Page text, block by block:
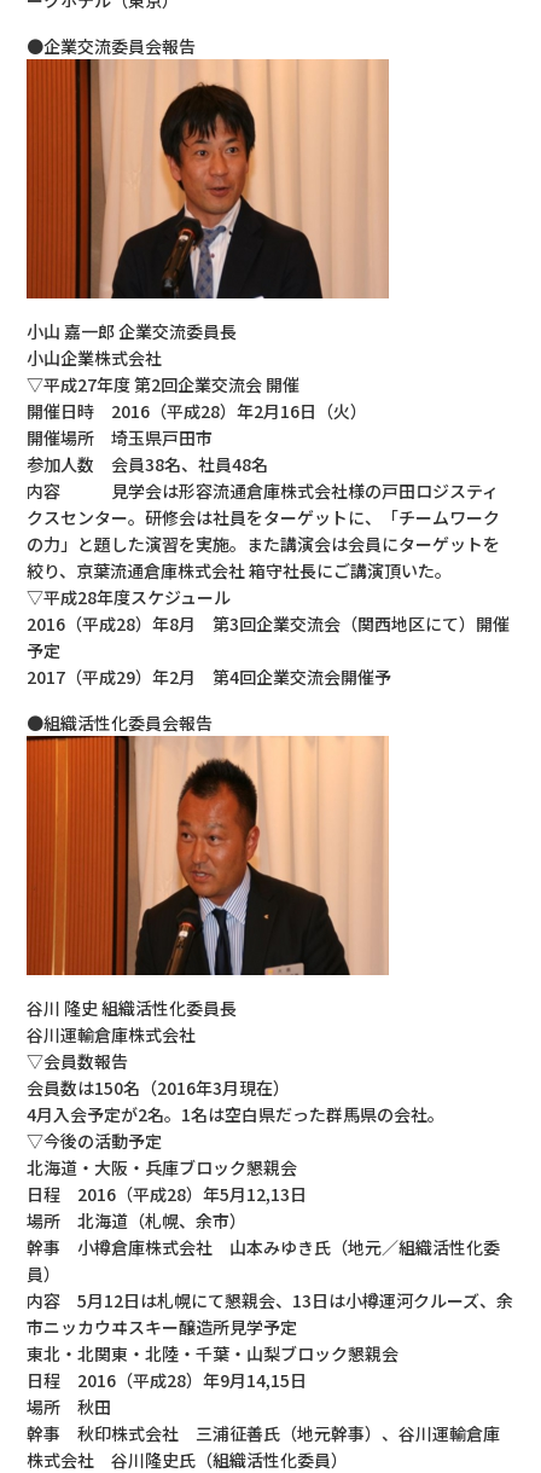
●企業交流委員会報告
小山 嘉一郎 企業交流委員長
小山企業株式会社
▽平成27年度 第2回企業交流会 開催
開催日時 2016（平成28）年2月16日（火）
開催場所 埼玉県戸田市
参加人数 会員38名、社員48名
内容 見学会は形容流通倉庫株式会社様の戸田ロジスティ
クスセンター。研修会は社員をターゲットに、「チームワーク
の力」と題した演習を実施。また講演会は会員にターゲットを
絞り、京葉流通倉庫株式会社 箱守社長にご講演頂いた。
▽平成28年度スケジュール
2016（平成28）年8月 第3回企業交流会（関西地区にて）開催
予定
2017（平成29）年2月 第4回企業交流会開催予
●組織活性化委員会報告
谷川 隆史 組織活性化委員長
谷川運輸倉庫株式会社
▽会員数報告
会員数は150名（2016年3月現在）
4月入会予定が2名。1名は空白県だった群馬県の会社。
▽今後の活動予定
北海道・大阪・兵庫ブロック懇親会
日程 2016（平成28）年5月12,13日
場所 北海道（札幌、余市）
幹事 小樽倉庫株式会社 山本みゆき氏（地元／組織活性化委
員）
内容 5月12日は札幌にて懇親会、13日は小樽運河クルーズ、余
市ニッカウヰスキー醸造所見学予定
東北・北関東・北陸・千葉・山梨ブロック懇親会
日程 2016（平成28）年9月14,15日
場所 秋田
幹事 秋印株式会社 三浦征善氏（地元幹事）、谷川運輸倉庫
株式会社 谷川隆史氏（組織活性化委員）